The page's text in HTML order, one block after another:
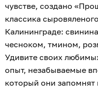
чувстве, создано
классика
Калининграде:
чесноком, тмином,
Удивите своих
опыт, незабываемые
который они запомнят